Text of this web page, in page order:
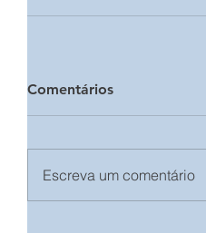
Comentários
Escreva um comentário